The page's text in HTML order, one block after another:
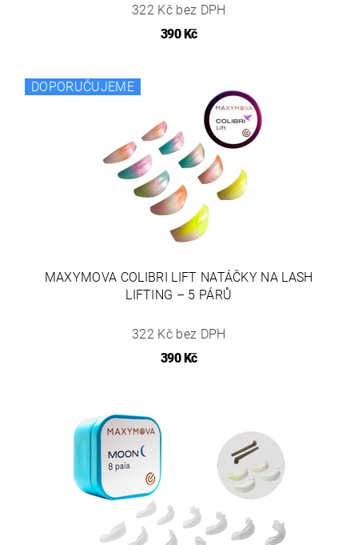
322 Kč bez DPH
390 Kč
DOPORUČUJEME
MAXYMOVA COLIBRI LIFT NATÁČKY NA LASH
LIFTING – 5 PÁRŮ
322 Kč bez DPH
390 Kč